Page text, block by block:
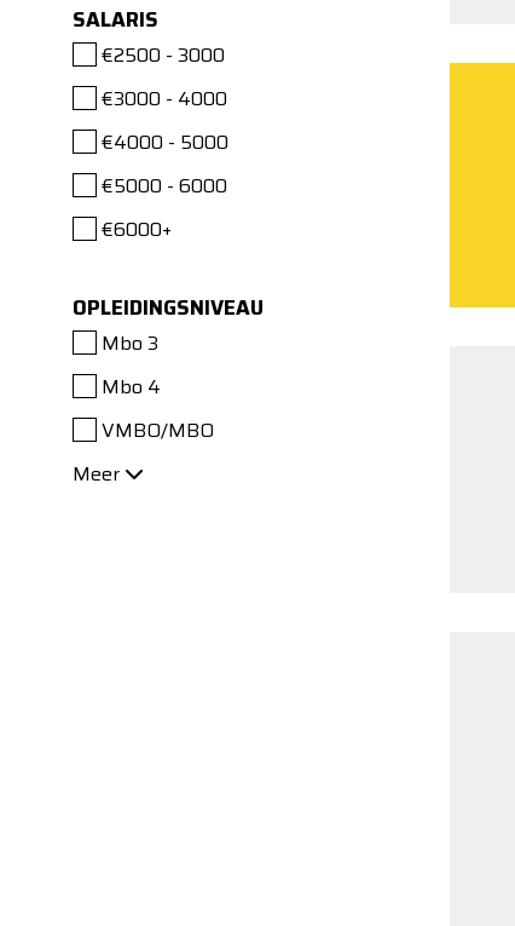
SALARIS
€2500 - 3000
€3000 - 4000
€4000 - 5000
€5000 - 6000
€6000+
OPLEIDINGSNIVEAU
Mbo 3
Mbo 4
VMBO/MBO
Meer